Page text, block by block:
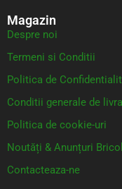
Magazin
Despre noi
Termeni si Conditii
Politica de
Conditii generale de
Politica de cookie-uri
Noutăți & Anunțuri
Contacteaza-ne